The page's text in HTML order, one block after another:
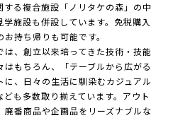
る複合施設「ノリタケの森」の中
施設も併設しています。免税購入
持ち帰りも可能です。
は、創立以来培ってきた技術・技能
もちろん、「テーブルから広がる
、日々の生活に馴染むカジュアル
も多数取り揃えています。アウト
廃番商品や企画品をリーズナブルな